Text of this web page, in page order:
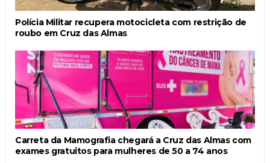
Polícia Militar recupera motocicleta com restrição de
roubo em Cruz das Almas
Carreta da Mamografia chegará a Cruz das Almas com
exames gratuitos para mulheres de 50 a 74 anos